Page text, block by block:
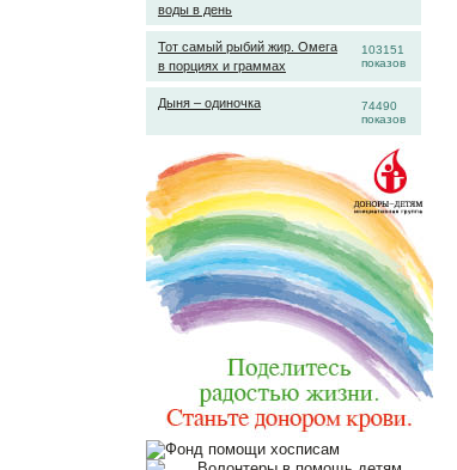
воды в день
103151
показов
Тот самый рыбий жир. Омега
в порциях и граммах
74490
показов
Дыня – одиночка